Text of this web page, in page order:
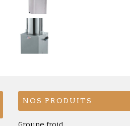
NOS PRODUITS
Groupe froid